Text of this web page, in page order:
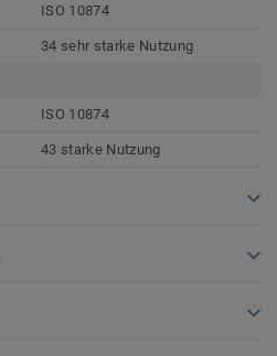
ISO 10874
34 sehr starke Nutzung
ISO 10874
43 starke Nutzung